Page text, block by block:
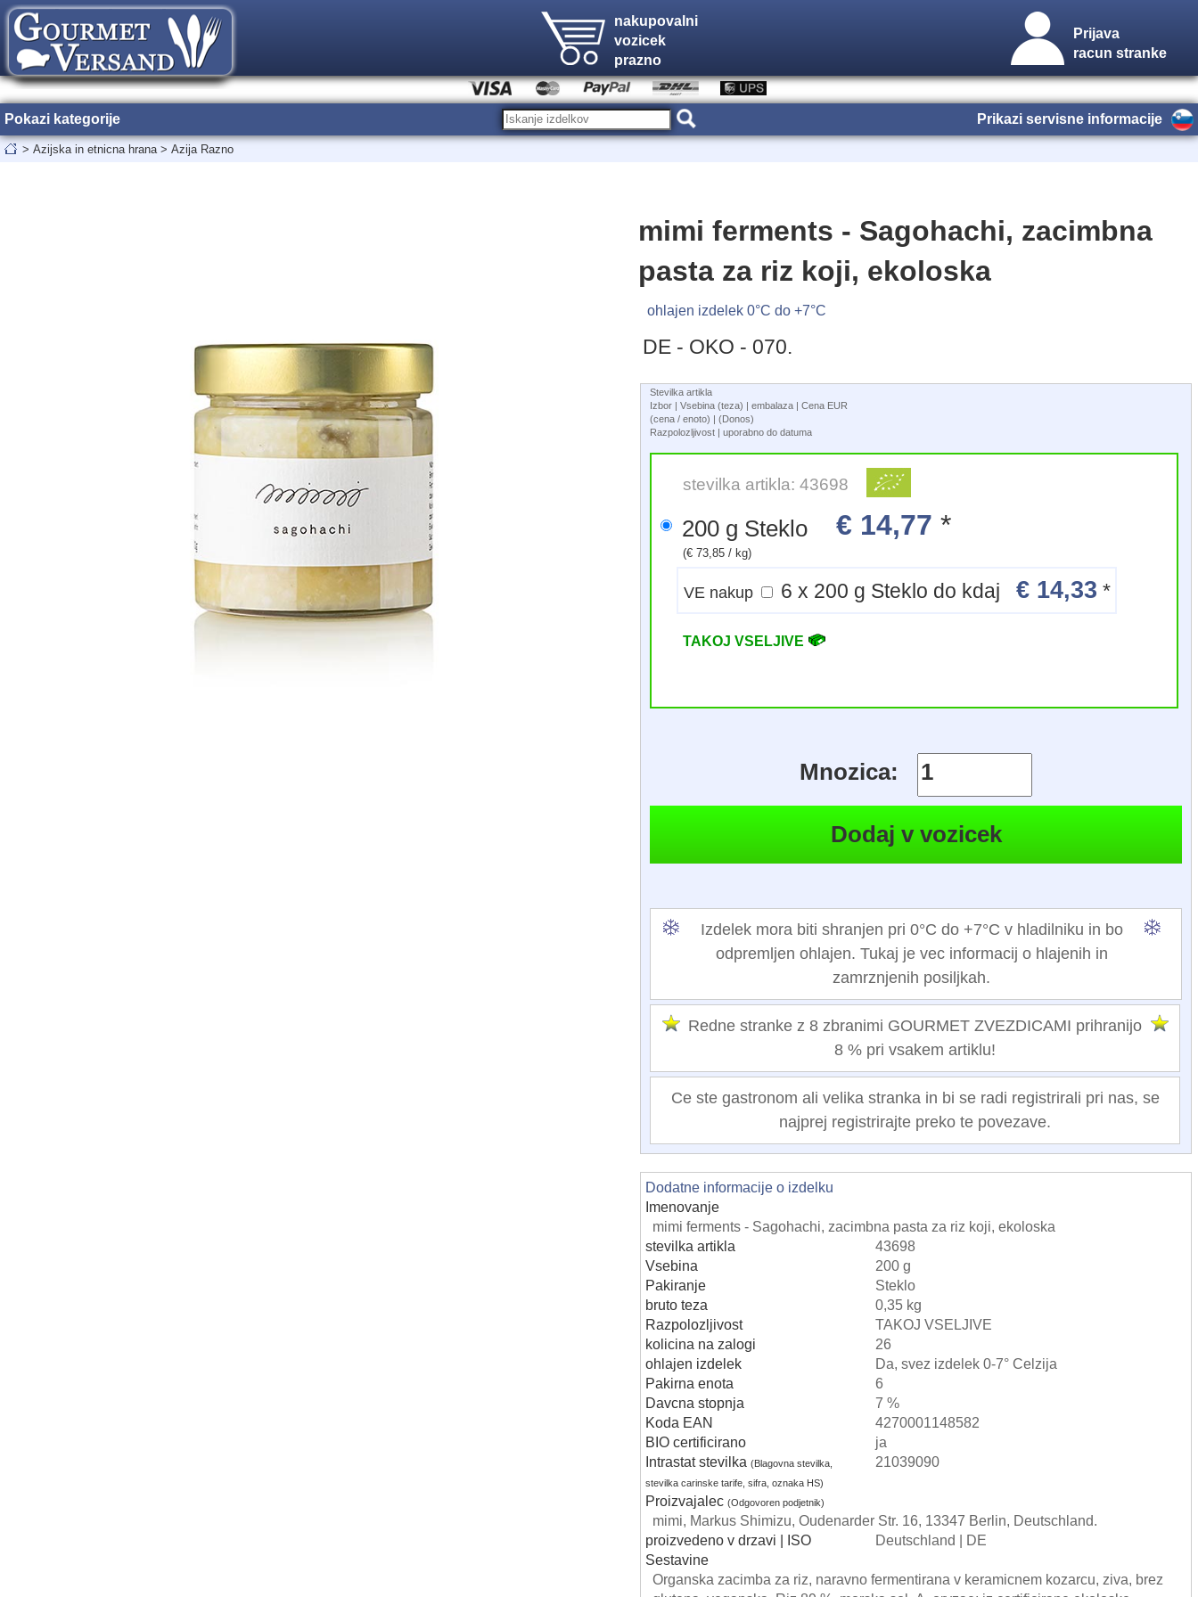
nakupovalni
vozicek
prazno
Prijava
racun stranke
Pokazi kategorije Prikazi servisne informacije
> Azijska in etnicna hrana > Azija Razno
mimi ferments - Sagohachi, zacimbna
pasta za riz koji, ekoloska
ohlajen izdelek 0°C do +7°C
DE - OKO - 070.
Stevilka artikla
Izbor | Vsebina (teza) | embalaza | Cena EUR
(cena / enoto) | (Donos)
Razpolozljivost | uporabno do datuma
stevilka artikla: 43698
200 g Steklo € 14,77 *
(€ 73,85 / kg)
VE nakup 6 x 200 g Steklo do kdaj € 14,33 *
TAKOJ VSELJIVE
Mnozica:
Izdelek mora biti shranjen pri 0°C do +7°C v hladilniku in bo
odpremljen ohlajen. Tukaj je vec informacij o hlajenih in
zamrznjenih posiljkah.
Redne stranke z 8 zbranimi GOURMET ZVEZDICAMI prihranijo
8 % pri vsakem artiklu!
Ce ste gastronom ali velika stranka in bi se radi registrirali pri nas, se
najprej registrirajte preko te povezave.
Dodatne informacije o izdelku
Imenovanje
mimi ferments - Sagohachi, zacimbna pasta za riz koji, ekoloska
stevilka artikla
43698
Vsebina
200 g
Pakiranje
Steklo
bruto teza
0,35 kg
Razpolozljivost
TAKOJ VSELJIVE
kolicina na zalogi
26
ohlajen izdelek
Da, svez izdelek 0-7° Celzija
Pakirna enota
6
Davcna stopnja
7 %
Koda EAN
4270001148582
BIO certificirano
ja
Intrastat stevilka(Blagovna stevilka,
stevilka carinske tarife, sifra, oznaka HS)
21039090
Proizvajalec(Odgovoren podjetnik)
mimi, Markus Shimizu, Oudenarder Str. 16, 13347 Berlin, Deutschland.
proizvedeno v drzavi | ISO
Deutschland | DE
Sestavine
Organska zacimba za riz, naravno fermentirana v keramicnem kozarcu, ziva, brez